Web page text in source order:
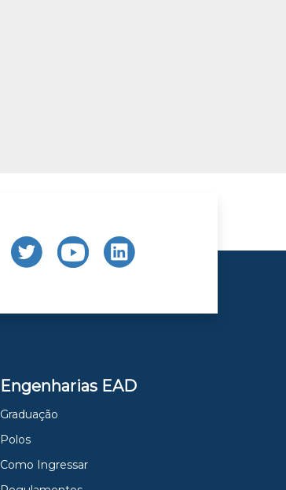
Engenharias EAD
Graduação
Polos
Como Ingressar